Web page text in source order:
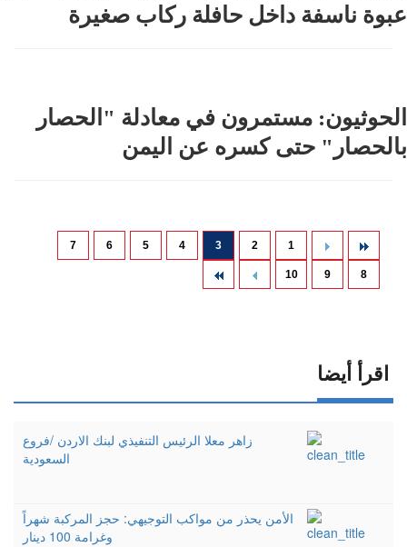
عبوة ناسفة داخل حافلة ركاب صغيرة
الحوثيون: مستمرون في معادلة "الحصار
بالحصار" حتى كسره عن اليمن
1
2
3
4
5
6
7
8
9
10
اقرأ أيضا
زاهر معلا الرئيس التنفيذي لبنك الاردن /فروع
السعودية
الأمن يحذر من مواكب التوجيهي: حجز المركبة شهراً
وغرامة 100 دينار